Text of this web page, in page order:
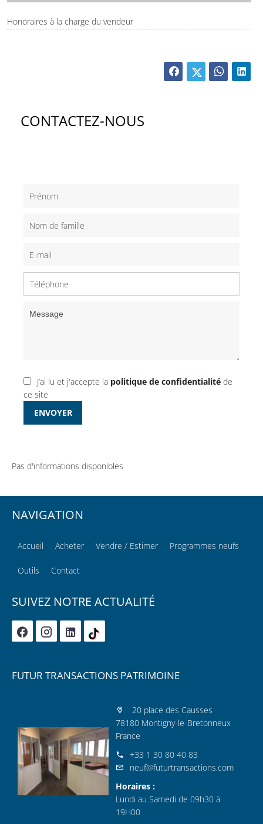
Honoraires à la charge du vendeur
CONTACTEZ-NOUS
J’ai lu et j'accepte la politique de confidentialité de
ce site
ENVOYER
Pas d'informations disponibles
NAVIGATION
Accueil Acheter Vendre / Estimer Programmes neufs
Outils Contact
SUIVEZ NOTRE ACTUALITÉ
FUTUR TRANSACTIONS PATRIMOINE
20 place des Causses
78180 Montigny-le-Bretonneux
France
+33 1 30 80 40 83
neuf@futurtransactions.com
Horaires :
Lundi au Samedi de 09h30 à
19H00